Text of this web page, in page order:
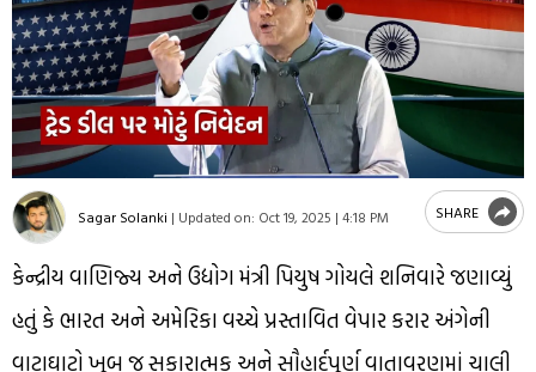
Sagar Solanki | Updated on: Oct 19, 2025 | 4:18 PM SHARE
કેન્દ્રીય વાણિજ્ય અને ઉદ્યોગ મંત્રી પિયુષ ગોયલે શનિવારે જણાવ્યું
હતું કે ભારત અને અમેરિકા વચ્ચે પ્રસ્તાવિત વેપાર કરાર અંગેની
વાટાઘાટો ખૂબ જ સકારાત્મક અને સૌહાર્દપૂર્ણ વાતાવરણમાં ચાલી